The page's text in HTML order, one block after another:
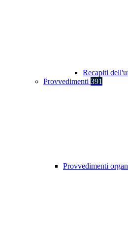
Recapiti
Provvedimenti 391
Provvedimenti